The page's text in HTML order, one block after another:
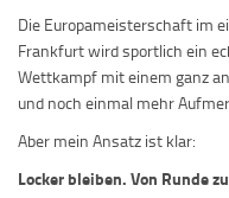
Die Europameisterschaft im
Frankfurt wird sportlich ein
Wettkampf mit einem ganz
und noch einmal mehr
Aber mein Ansatz ist klar:
Locker bleiben. Von Runde